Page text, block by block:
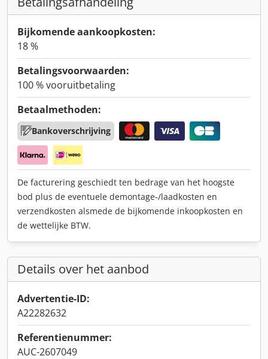
Bijkomende aankoopkosten:
18 %
Betalingsvoorwaarden:
100 % vooruitbetaling
Betaalmethoden:
Bankoverschrijving
De facturering geschiedt ten bedrage van het hoogste
bod plus de eventuele demontage-/laadkosten en
verzendkosten alsmede de bijkomende inkoopkosten en
de wettelijke BTW.
Details over het aanbod
Advertentie-ID:
A22282632
Referentienummer:
AUC-2607049